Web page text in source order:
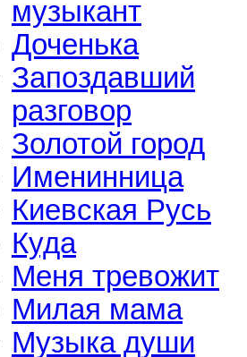
музыкант
Доченька
Запоздавший
разговор
Золотой город
Именинница
Киевская Русь
Куда
Меня тревожит
Милая мама
Музыка души